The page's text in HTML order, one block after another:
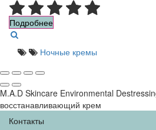
Подробнее
Ночные кремы
M.A.D Skincare Environmental
восстанавливающий крем
Контакты